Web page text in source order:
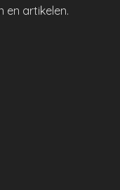
en artikelen.